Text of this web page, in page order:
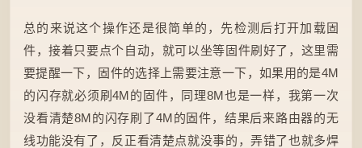
总的来说这个操作还是很简单的，先检测后打开加载固
件，接着只要点个自动，就可以坐等固件刷好了，这里需
要提醒一下，固件的选择上需要注意一下，如果用的是4M
的闪存就必须刷4M的固件，同理8M也是一样，我第一次
没看清楚8M的闪存刷了4M的固件，结果后来路由器的无
线功能没有了，反正看清楚点就没事的，弄错了也就多焊